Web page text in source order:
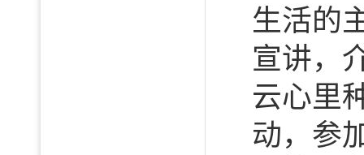
生活的
宣讲，
云心里
动，参